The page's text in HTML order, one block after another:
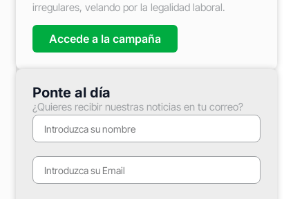
irregulares, velando por la legalidad laboral.
Accede a la campaña
Ponte al día
¿Quieres recibir nuestras noticias en tu correo?